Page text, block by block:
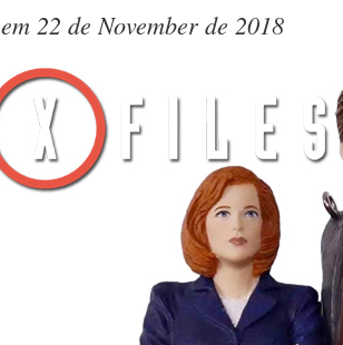
em 22 de November de 2018